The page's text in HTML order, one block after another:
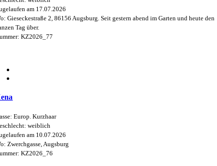
am 17.07.2026
Gieseckestraße 2, 86156 Augsburg. Seit gestern abend im Garten und heute den
Tag über.
KZ2026_77
Europ. Kurzhaar
weiblich
am 10.07.2026
Zwerchgasse, Augsburg
KZ2026_76